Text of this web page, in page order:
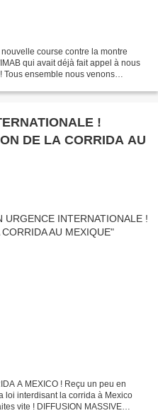
course contre la montre
qui avait déjà fait appel à nous
Tous ensemble nous venons
!
DE LA CORRIDA AU
A MEXICO ! Reçu un peu en
loi interdisant la corrida à Mexico
vite ! DIFFUSION MASSIVE